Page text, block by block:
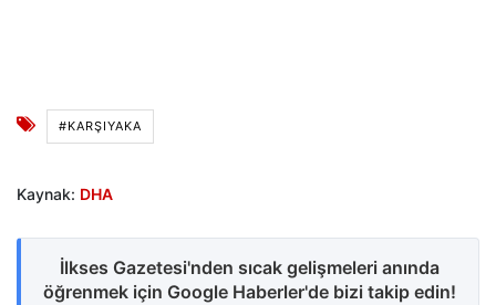
#KARŞIYAKA
Kaynak: DHA
İlkses Gazetesi'nden sıcak gelişmeleri anında
öğrenmek için Google Haberler'de bizi takip edin!